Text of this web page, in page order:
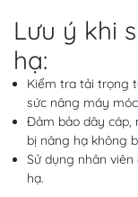
Lưu ý khi
hạ:
Kiểm tra tải trọng
sức nâng máy
Đảm bảo dây cáp,
bị nâng hạ không
Sử dụng nhân
hạ.